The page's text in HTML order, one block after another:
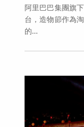
阿里巴巴集團旗
台，造物節作為
的...